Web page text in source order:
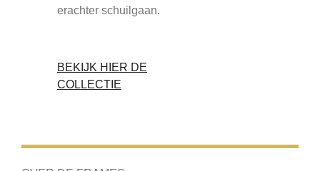
erachter schuilgaan.
BEKIJK HIER DE
COLLECTIE